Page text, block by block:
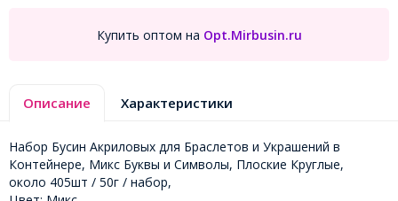
Купить оптом на Opt.Mirbusin.ru
Описание Характеристики
Набор Бусин Акриловых для Браслетов и Украшений в
Контейнере, Микс Буквы и Символы, Плоские Круглые,
около 405шт / 50г / набор,